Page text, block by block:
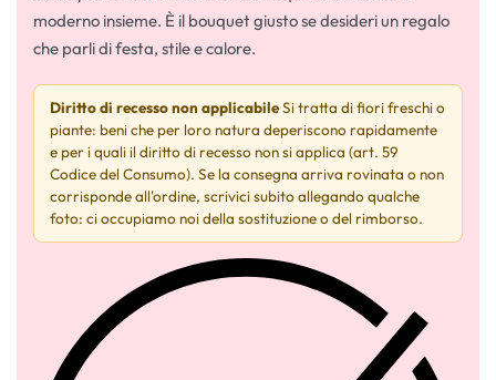
moderno insieme. È il bouquet giusto se desideri un regalo
che parli di festa, stile e calore.
Diritto di recesso non applicabileSi tratta di fiori freschi o
piante: beni che per loro natura deperiscono rapidamente
e per i quali il diritto di recesso non si applica (art. 59
Codice del Consumo). Se la consegna arriva rovinata o non
corrisponde all'ordine, scrivici subito allegando qualche
foto: ci occupiamo noi della sostituzione o del rimborso.